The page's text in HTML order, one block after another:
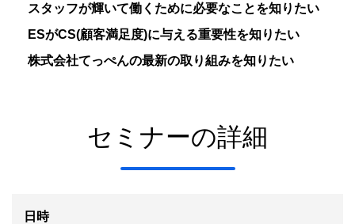
スタッフが輝いて働くために必要なことを知りたい
ESがCS(顧客満足度)に与える重要性を知りたい
株式会社てっぺんの最新の取り組みを知りたい
セミナーの詳細
日時